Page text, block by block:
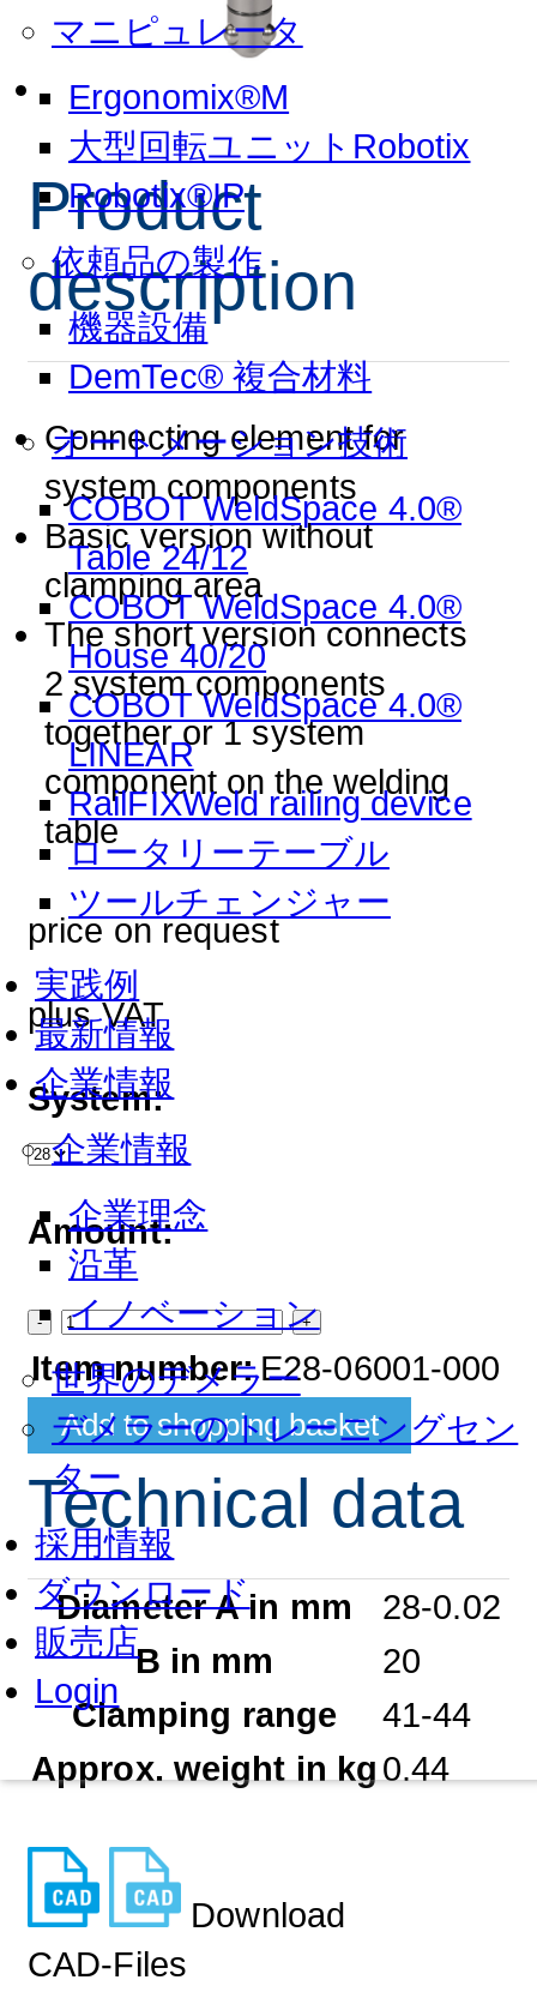
マニピュレータ
Ergonomix®M
大型回転ユニットRobotix
Robotix®IP
依頼品の製作
機器設備
DemTec® 複合材料
オートメーション技術
COBOT WeldSpace 4.0®
Table 24/12
COBOT WeldSpace 4.0®
House 40/20
COBOT WeldSpace 4.0®
LINEAR
RailFIXWeld railing device
ロータリーテーブル
ツールチェンジャー
実践例
最新情報
企業情報
企業情報
企業理念
沿革
イノベーション
世界のデメラー
デメラーのトレーニングセン
ター
採用情報
ダウンロード
販売店
Login
Product
description
Connecting element for
system components
Basic version without
clamping area
The short version connects
2 system components
together or 1 system
component on the welding
table
price on request
plus VAT
System:
Amount:
- +
Item number: E28-06001-000
Technical data
Diameter A in mm
28-0.02
B in mm
20
Clamping range
41-44
Approx. weight in kg 0.44
Download
CAD-Files